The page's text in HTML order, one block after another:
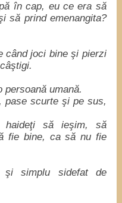
în cap, eu ce era să
să prind emenangita?
când joci bine şi pierzi
persoană umană.
pase scurte şi pe sus,
haideţi să ieşim, să
fie bine, ca să nu fie
simplu sidefat de